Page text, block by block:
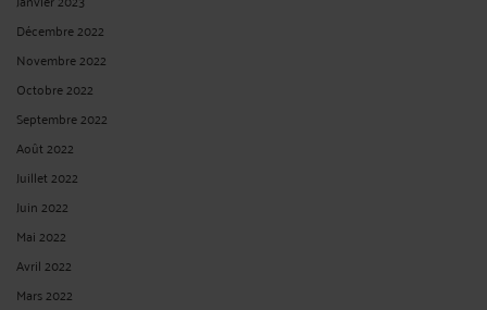
Décembre 2022
Novembre 2022
Octobre 2022
Septembre 2022
Août 2022
Juillet 2022
Juin 2022
Mai 2022
Avril 2022
Mars 2022